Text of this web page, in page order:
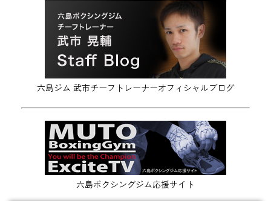
六島ジム 武市チーフトレーナーオフィシャルブログ
六島ボクシングジム応援サイト